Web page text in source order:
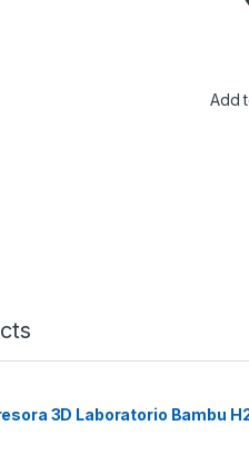
Add
3D Laboratorio Bambu